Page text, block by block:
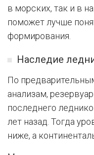
в морских, так и в
поможет лучше
формирования.
Наследие
По
анализам,
последнего
лет назад. Тогда
ниже, а